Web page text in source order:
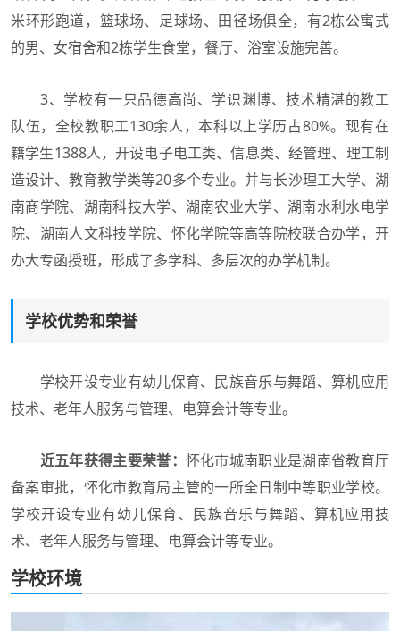
米环形跑道，篮球场、足球场、田径场俱全，有2栋公寓式
的男、女宿舍和2栋学生食堂，餐厅、浴室设施完善。
3、学校有一只品德高尚、学识渊博、技术精湛的教工
队伍，全校教职工130余人，本科以上学历占80%。现有在
籍学生1388人，开设电子电工类、信息类、经管理、理工制
造设计、教育教学类等20多个专业。并与长沙理工大学、湖
南商学院、湖南科技大学、湖南农业大学、湖南水利水电学
院、湖南人文科技学院、怀化学院等高等院校联合办学，开
办大专函授班，形成了多学科、多层次的办学机制。
学校优势和荣誉
学校开设专业有幼儿保育、民族音乐与舞蹈、算机应用
技术、老年人服务与管理、电算会计等专业。
近五年获得主要荣誉： 怀化市城南职业是湖南省教育厅
备案审批，怀化市教育局主管的一所全日制中等职业学校。
学校开设专业有幼儿保育、民族音乐与舞蹈、算机应用技
术、老年人服务与管理、电算会计等专业。
学校环境